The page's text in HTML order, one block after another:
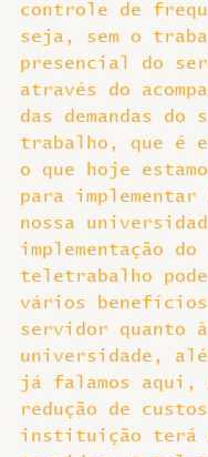
controle de
seja, sem o
presencial do
através do
das demandas do
trabalho, que é
o que hoje
para
nossa
implementação do
teletrabalho
vários
servidor quanto
universidade,
já falamos aqui,
redução de
instituição terá